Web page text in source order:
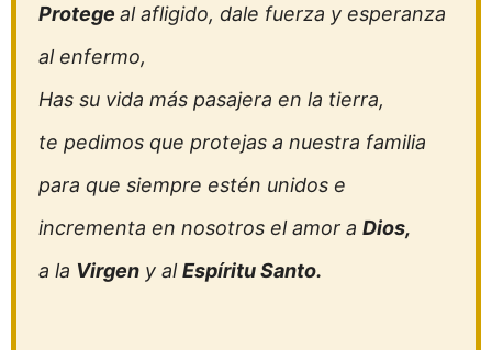
Protege al afligido, dale fuerza y esperanza
al enfermo,
Has su vida más pasajera en la tierra,
te pedimos que protejas a nuestra familia
para que siempre estén unidos e
incrementa en nosotros el amor a Dios,
a la Virgen y alEspíritu Santo.